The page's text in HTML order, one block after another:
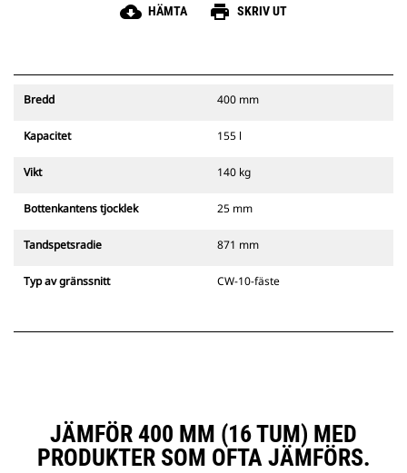
cloud_download HÄMTA print SKRIV UT
Bredd 400 mm
Kapacitet 155 l
Vikt 140 kg
Bottenkantens tjocklek 25 mm
Tandspetsradie 871 mm
Typ av gränssnitt CW-10-fäste
JÄMFÖR 400 MM (16 TUM) MED
PRODUKTER SOM OFTA JÄMFÖRS.